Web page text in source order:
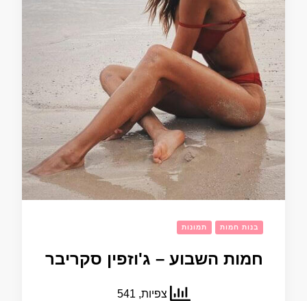
בנות חמות תמונות
חמות השבוע – ג'וזפין סקריבר
צפיות, 541